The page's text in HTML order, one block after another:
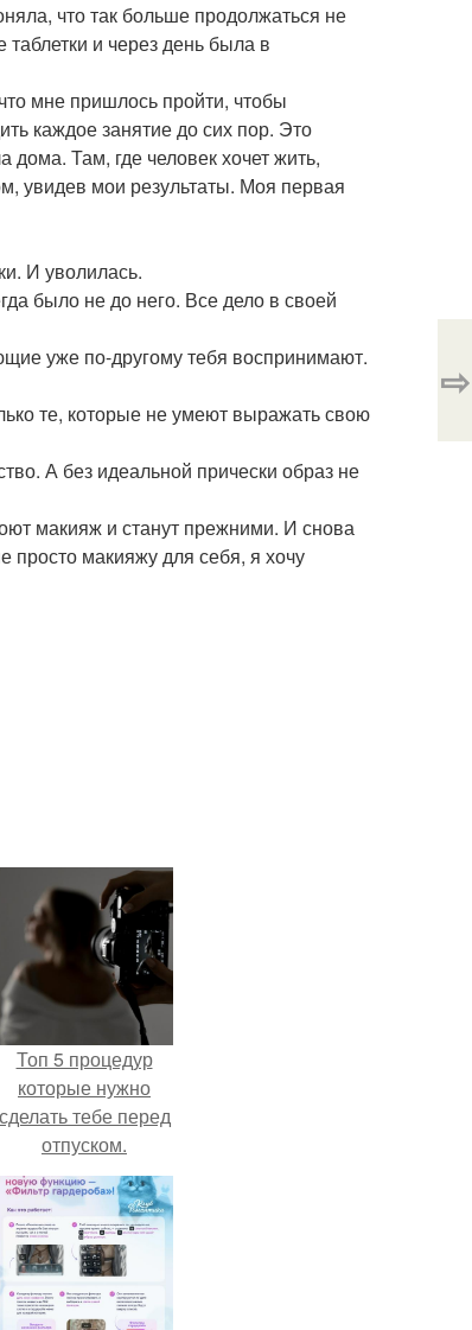
что так больше продолжаться не
и через день была в
мне пришлось пройти, чтобы
каждое занятие до сих пор. Это
Там, где человек хочет жить,
увидев мои результаты. Моя первая
И уволилась.
было не до него. Все дело в своей
уже по-другому тебя воспринимают.
те, которые не умеют выражать свою
А без идеальной прически образ не
макияж и станут прежними. И снова
просто макияжу для себя, я хочу
⇨
Топ 5 процедур
которые нужно
сделать тебе перед
отпуском.